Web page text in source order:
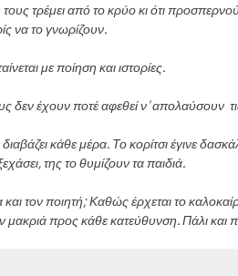
τρέμει από το κρύο κι ότι
να το γνωρίζουν.
με ποίηση και ιστορίες.
δεν έχουν ποτέ αφεθεί ν’ απολαύσουν
κάθε μέρα. Το κορίτσι έγινε
της το θυμίζουν τα παιδιά.
και τον ποιητή; Καθώς έρχεται το
προς κάθε κατεύθυνση. Πάλι και